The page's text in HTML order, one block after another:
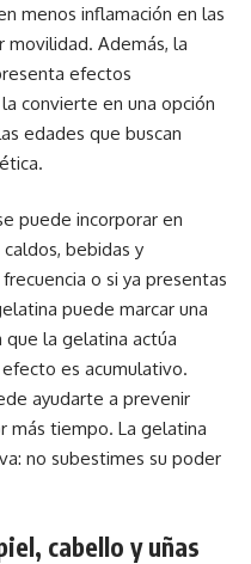
menos inflamación en las
movilidad. Además, la
efectos
convierte en una opción
edades que buscan
puede incorporar en
bebidas y
o si ya presentas
puede marcar una
que la gelatina actúa
es acumulativo.
ayudarte a prevenir
más tiempo. La gelatina
no subestimes su poder
cabello y uñas